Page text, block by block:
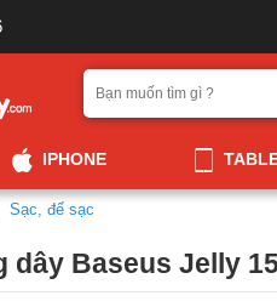
IPHONE
Sạc, đế sạc
dây Baseus Jelly